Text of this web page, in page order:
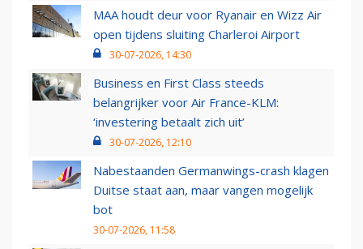
MAA houdt deur voor Ryanair en Wizz Air
open tijdens sluiting Charleroi Airport
30-07-2026, 14:30
Business en First Class steeds
belangrijker voor Air France-KLM:
‘investering betaalt zich uit’
30-07-2026, 12:10
Nabestaanden Germanwings-crash klagen
Duitse staat aan, maar vangen mogelijk
bot
30-07-2026, 11:58